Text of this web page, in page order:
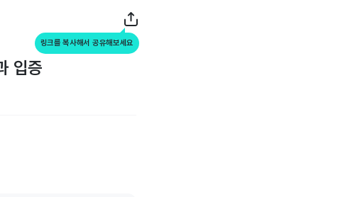
링크를 복사해서 공유해보세요
입증